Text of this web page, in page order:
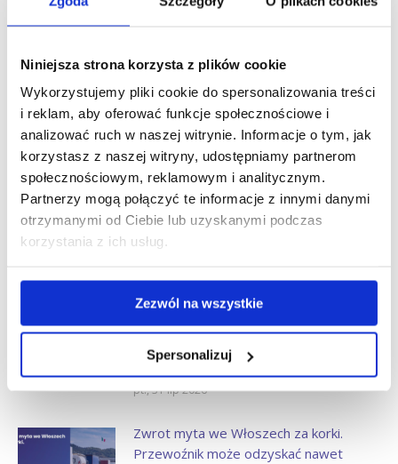
Niniejsza strona korzysta z plików cookie
Wykorzystujemy pliki cookie do spersonalizowania treści
i reklam, aby oferować funkcje społecznościowe i
analizować ruch w naszej witrynie. Informacje o tym, jak
korzystasz z naszej witryny, udostępniamy partnerom
społecznościowym, reklamowym i analitycznym.
Partnerzy mogą połączyć te informacje z innymi danymi
otrzymanymi od Ciebie lub uzyskanymi podczas
korzystania z ich usług.
Zezwól na wszystkie
Spersonalizuj
wpis:
Dieta krajowa – informacje, stawki, wyjątki
Zobacz również
Obowiązkowa aktualizacja tachografów
nowej generacji. Które urządzenia
pt., 07 sie 2026
Zniesienie opłaty e-TOLL dla pojazdów
2026 r.
pt., 31 lip 2026
Zwrot myta we Włoszech za korki.
Przewoźnik może odzyskać nawet